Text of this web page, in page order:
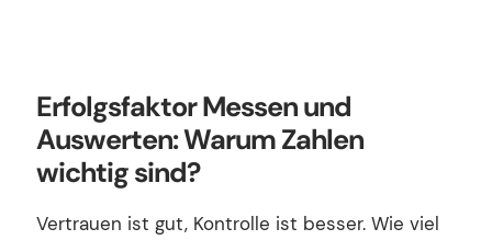
Erfolgsfaktor Messen und
Auswerten: Warum Zahlen
wichtig sind?
Vertrauen ist gut, Kontrolle ist besser. Wie viel